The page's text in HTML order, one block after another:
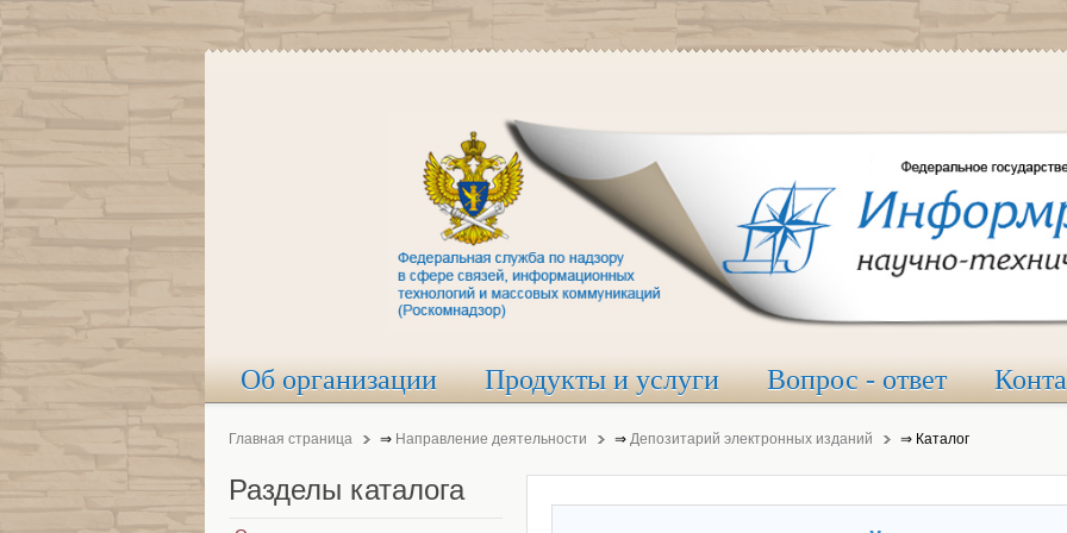
Об организации Продукты и услуги Вопрос - ответ
Главная страница ⇒ Направление деятельности ⇒ Депозитарий электронных изданий ⇒ Каталог
Разделы каталога